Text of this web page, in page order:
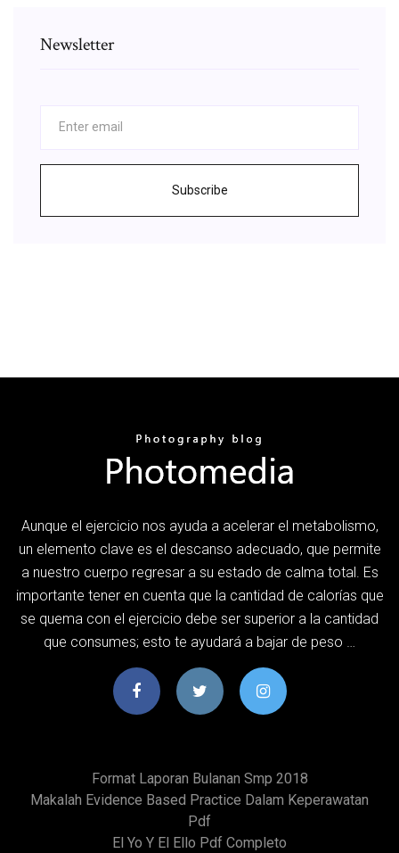
Newsletter
Subscribe
Aunque el ejercicio nos ayuda a acelerar el metabolismo,
un elemento clave es el descanso adecuado, que permite
a nuestro cuerpo regresar a su estado de calma total. Es
importante tener en cuenta que la cantidad de calorías que
se quema con el ejercicio debe ser superior a la cantidad
que consumes; esto te ayudará a bajar de peso …
Format Laporan Bulanan Smp 2018
Makalah Evidence Based Practice Dalam Keperawatan
Pdf
El Yo Y El Ello Pdf Completo